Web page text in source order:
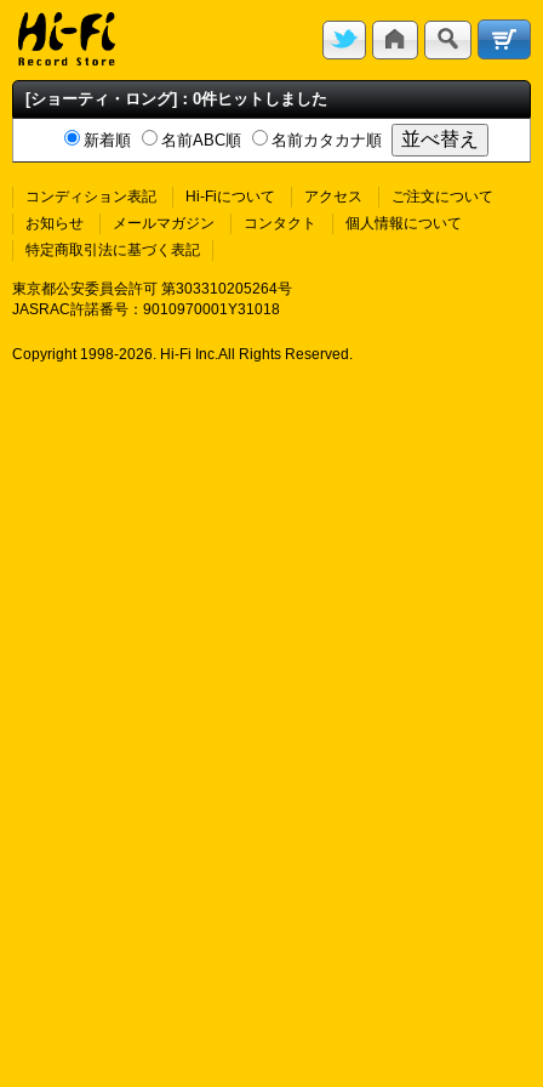
[ショーティ・ロング]：0件ヒットしました
新着順 名前ABC順 名前カタカナ順
コンディション表記 Hi-Fiについて アクセス
ご注文について
お知らせ
メールマガジン コンタクト
個人情報について
特定商取引法に基づく表記
東京都公安委員会許可 第303310205264号
JASRAC許諾番号：9010970001Y31018
Copyright 1998-2026. Hi-Fi Inc.All Rights Reserved.